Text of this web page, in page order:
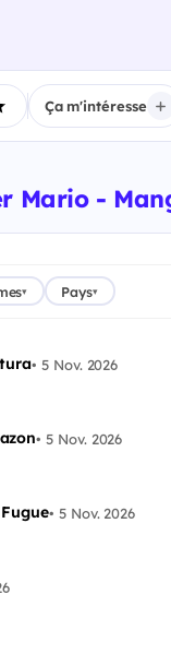
Ça m'intéresse
Mario -
▾ Pays▾
•5 Nov. 2026
•5 Nov. 2026
• 5 Nov. 2026